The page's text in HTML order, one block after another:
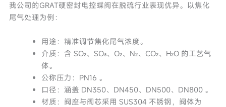
我公司的GRAT硬密封电控蝶阀在脱硫行业表现优异。以焦化
尾气处理为例：
用途：精准调节焦化尾气浓度。
介质：含 SO₂、SO₃、O₂、N₂、CO₂、H₂O 的工艺气
体。
公称压力：PN16 。
口径：涵盖 DN350、DN450、DN500、DN800 。
材质：阀座与阀芯采用 SUS304 不锈钢，阀体为